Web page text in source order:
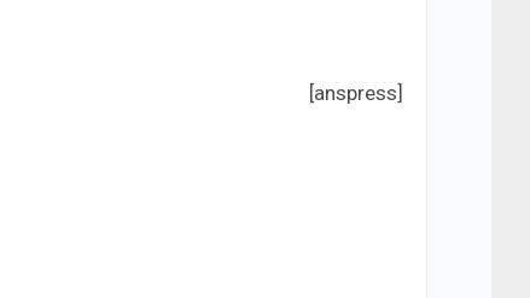
[anspress]